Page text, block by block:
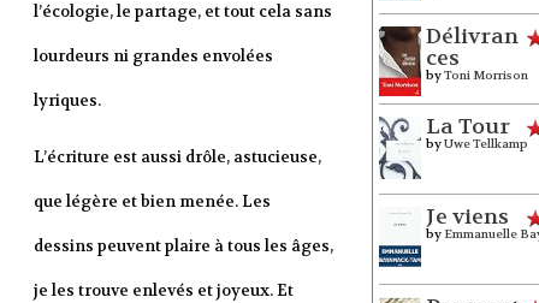
l’écologie, le partage, et tout cela sans
lourdeurs ni grandes envolées
lyriques.
L’écriture est aussi drôle, astucieuse,
que légère et bien menée. Les
dessins peuvent plaire à tous les âges,
je les trouve enlevés et joyeux. Et
Délivran
ces
byToni Morrison
La Tour
byUwe Tellkamp
Je viens
by Emmanuelle